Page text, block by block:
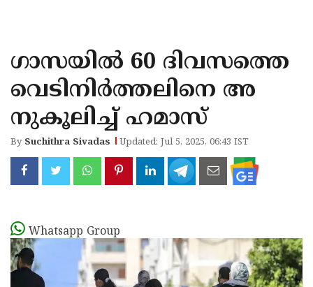
KANNUR
KASARAGOD
ഗാസയില്‍ 60 ദിവസത്തെ
വെടിനിര്‍ത്തലിനെ അ
നുകൂലിച്ച് ഹമാസ്
By Suchithra Sivadas Updated: Jul 5, 2025, 06:43 IST
Whatsapp Group